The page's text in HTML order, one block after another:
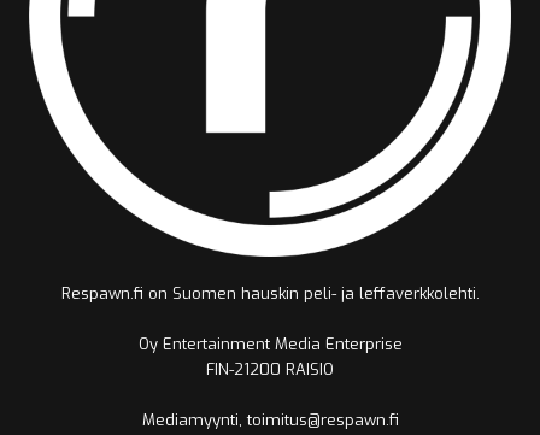
Respawn.fi on Suomen hauskin peli- ja leffaverkkolehti.
Oy Entertainment Media Enterprise
FIN-21200 RAISIO
Mediamyynti, toimitus@respawn.fi